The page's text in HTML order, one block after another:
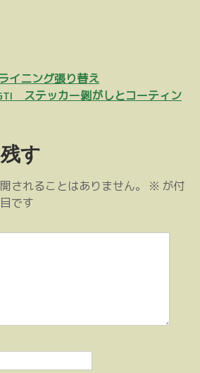
イニング張り替え
GTI ステッカー剝がしとコーティン
す
されることはありません。 ※ が付
です